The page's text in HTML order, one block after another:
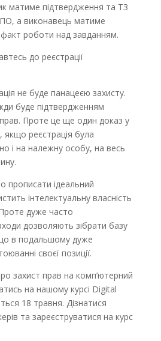
матиме підтвердження та ТЗ
а виконавець матиме
роботи над завданням.
до реєстрації
не буде панацеєю захисту.
буде підтвердженням
прав. Проте це ще один доказ у
якщо реєстрація була
і на належну особу, на весь
ідеальний
інтелектуальну власність
дуже часто
дозволяють зібрати базу
в подальшому дуже
своєї позиції.
захист прав на комп’ютерний
на нашому курсі Digital
18 травня. Дізнатися
та зареєструватися на курс